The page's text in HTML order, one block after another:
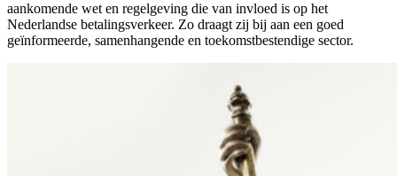
aankomende wet en regelgeving die van invloed is op het
Nederlandse betalingsverkeer. Zo draagt zij bij aan een goed
geïnformeerde, samenhangende en toekomstbestendige sector.